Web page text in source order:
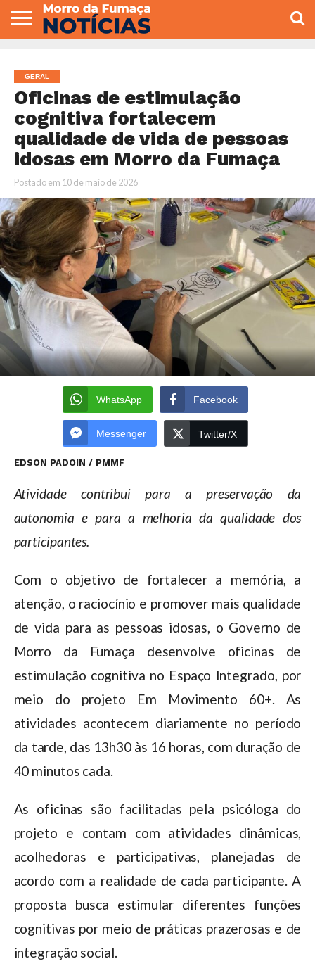
VEREADORES
GERAL
Oficinas de estimulação
cognitiva fortalecem
qualidade de vida de pessoas
idosas em Morro da Fumaça
Postado em 10 de maio de 2026
WhatsApp Facebook
Messenger Twitter/X
EDSON PADOIN / PMMF
Atividade contribui para a preservação da
autonomia e para a melhoria da qualidade dos
participantes.
Com o objetivo de fortalecer a memória, a
atenção, o raciocínio e promover mais qualidade
de vida para as pessoas idosas, o Governo de
Morro da Fumaça desenvolve oficinas de
estimulação cognitiva no Espaço Integrado, por
meio do projeto Em Movimento 60+. As
atividades acontecem diariamente no período
da tarde, das 13h30 às 16 horas, com duração de
40 minutos cada.
As oficinas são facilitadas pela psicóloga do
projeto e contam com atividades dinâmicas,
acolhedoras e participativas, planejadas de
acordo com a realidade de cada participante. A
proposta busca estimular diferentes funções
cognitivas por meio de práticas prazerosas e de
integração social.